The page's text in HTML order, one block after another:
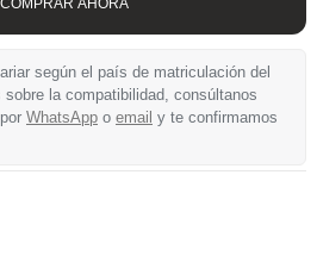
COMPRAR AHORA
según el país de matriculación del
la compatibilidad, consúltanos
WhatsApp o email y te confirmamos